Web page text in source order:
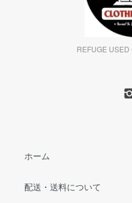
REFUGE
ホーム
配送・送料について